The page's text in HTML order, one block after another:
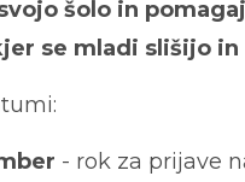
šolo in
se mladi slišijo
- rok za prijave